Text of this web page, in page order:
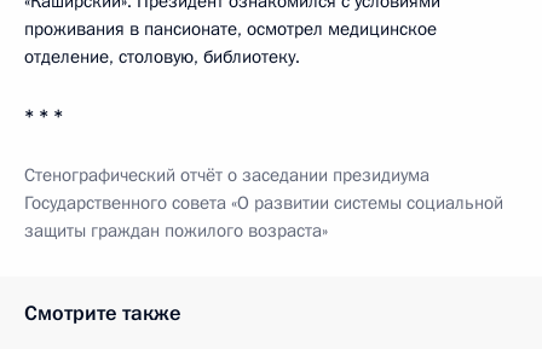
проживания в пансионате, осмотрел медицинское
отделение, столовую, библиотеку.
* * *
Стенографический отчёт о заседании президиума
Государственного совета «О развитии системы социальной
защиты граждан пожилого возраста»
Смотрите также